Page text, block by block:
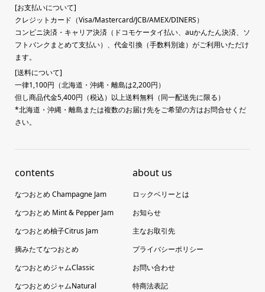
[お支払いについて]
クレジットカード（Visa/Mastercard/JCB/AMEX/DINERS）
コンビニ決済・キャリア決済（ドコモケータイ払い、auかんたん決済、ソ
フトバンクまとめて支払い）、代金引換（手数料別途）がご利用いただけ
ます。
[送料について]
一律1,100円（北海道・沖縄・離島は2,200円）
但し商品代金5,400円（税込）以上送料無料（同一配送先に限る）
*北海道・沖縄・離島または複数のお届け先をご希望の方はお問合せくだ
さい。
contents
なつおとめ Champagne Jam
なつおとめ Mint & Pepper Jam
なつおとめ柚子Citrus Jam
摘みたてなつおとめ
なつおとめジャムClassic
なつおとめジャムNatural
about us
ロックベリーとは
お知らせ
主なお取引先
プライバシーポリシー
お問い合わせ
特商法表記